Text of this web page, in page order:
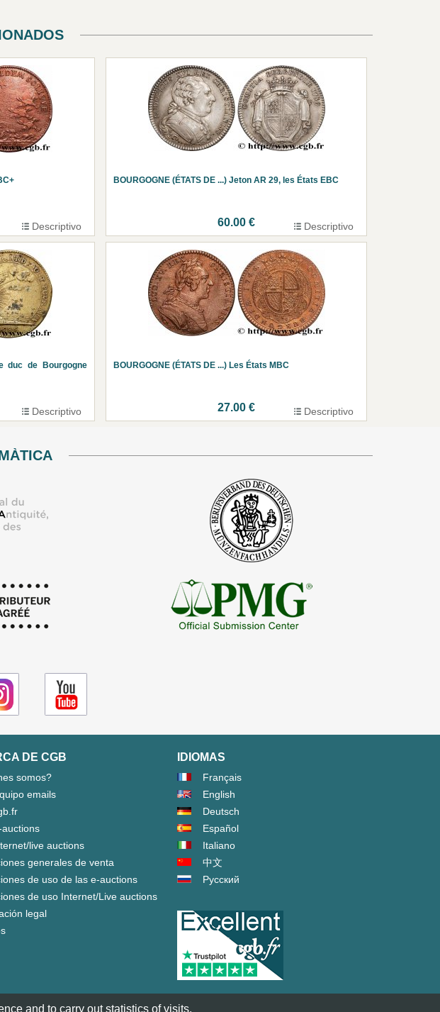
Descriptivo
BOURGOGNE (ÉTATS DE ...) Jeton AR 29, les États EBC
60.00 € Descriptivo
duc de Bourgogne
Descriptivo
BOURGOGNE (ÉTATS DE ...) Les États MBC
27.00 € Descriptivo
DE CGB
somos?
emails
auctions
live auctions
generales de venta
de uso de las e-auctions
de uso Internet/Live auctions
legal
IDIOMAS
Français
English
Deutsch
Español
Italiano
中文
Русский
and to carry out statistics of visits.